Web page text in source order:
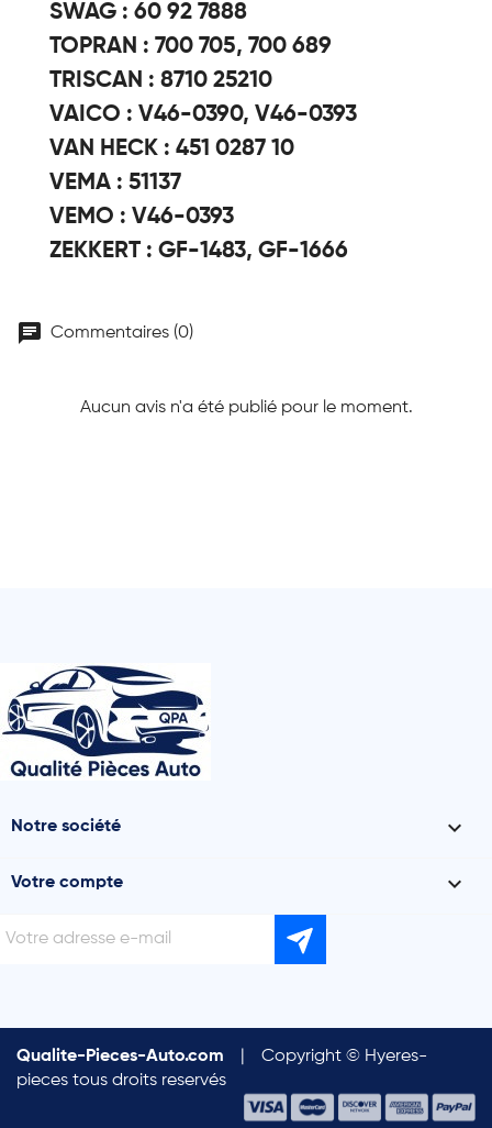
SWAG : 60 92 7888
TOPRAN : 700 705, 700 689
TRISCAN : 8710 25210
VAICO : V46-0390, V46-0393
VAN HECK : 451 0287 10
VEMA : 51137
VEMO : V46-0393
ZEKKERT : GF-1483, GF-1666
chat Commentaires (0)
Aucun avis n'a été publié pour le moment.
Notre société 
Votre compte 
Qualite-Pieces-Auto.com
Copyright © Hyeres-
pieces tous droits reservés